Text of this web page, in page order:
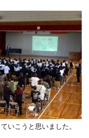
いこうと思いました。